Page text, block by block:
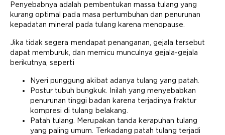
Penyebabnya adalah pembentukan massa tulang yang
kurang optimal pada masa pertumbuhan dan penurunan
kepadatan mineral pada tulang karena menopause.
Jika tidak segera mendapat penanganan, gejala tersebut
dapat memburuk, dan memicu munculnya gejala-gejala
berikutnya, seperti
Nyeri punggung akibat adanya tulang yang patah.
Postur tubuh bungkuk. Inilah yang menyebabkan
penurunan tinggi badan karena terjadinya fraktur
kompresi di tulang belakang.
Patah tulang. Merupakan tanda kerapuhan tulang
yang paling umum. Terkadang patah tulang terjadi